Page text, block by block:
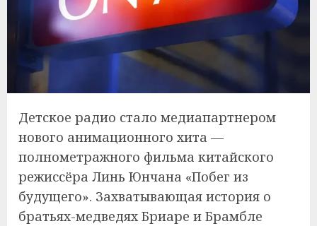
Детское радио стало медиапартнером
нового анимационного хита —
полнометражного фильма китайского
режиссёра Линь Юнчана «Побег из
будущего». Захватывающая история о
братьях-медведях Бриаре и Брамбле